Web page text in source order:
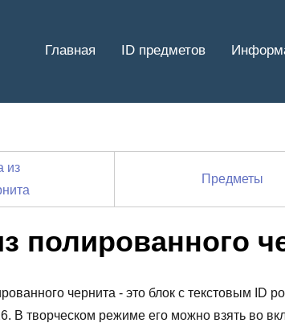
Главная ID предметов
из
Предметы
полированного
чернита - это блок с текстовым
В творческом режиме его можно взять во